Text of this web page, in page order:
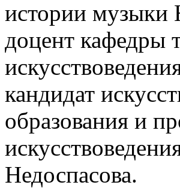
истории музыки
доцент кафедры
кандидат
образования и
Недоспасова.